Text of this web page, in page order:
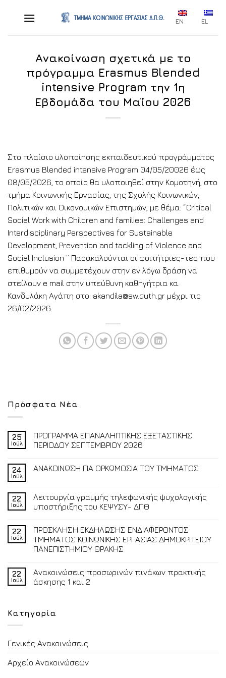
EN EL
Ανακοίνωση σχετικά με το
πρόγραμμα Erasmus Blended
intensive Program την 1η
Εβδομάδα του Μαΐου 2026
Στο πλαίσιο υλοποίησης εκπαιδευτικού προγράμματος
Erasmus Blended intensive Program 04/05/20026 έως
08/05/2026, το οποίο θα υλοποιηθεί στην Κομοτηνή, στο
τμήμα Κοινωνικής Εργασίας, της Σχολής Κοινωνικών,
Πολιτικών και Οικονομικών Επιστημών, με θέμα: “Critical
Social Work with Children and families: Challenges and
Interdisciplinary Perspectives for Sustainable
Development, Prevention and tackling of Violence and
Social Inclusion ” Παρακαλούνται οι φοιτήτριες-τες που
επιθυμούν να συμμετέχουν στην εν λόγω δράση να
στείλουν e mail στην υπεύθυνη καθηγήτρια κα.
Κανδυλάκη Αγάπη στο: akandila@sw.duth.gr μέχρι τις
26/02/2026.
Πρόσφατα Νέα
25
Ιούλ
ΠΡΟΓΡΑΜΜΑ ΕΠΑΝΑΛΗΠΤΙΚΗΣ ΕΞΕΤΑΣΤΙΚΗΣ
ΠΕΡΙΟΔΟΥ ΣΕΠΤΕΜΒΡΙΟΥ 2026
24
Ιούλ
ΑΝΑΚΟΙΝΩΣΗ ΓΙΑ ΟΡΚΩΜΟΣΙΑ ΤΟΥ ΤΜΗΜΑΤΟΣ
22
Ιούλ
Λειτουργία γραμμής τηλεφωνικής ψυχολογικής
υποστήριξης του ΚΕΨΥΣΥ- ΔΠΘ
22
Ιούλ
ΠΡΟΣΚΛΗΣΗ ΕΚΔΗΛΩΣΗΣ ΕΝΔΙΑΦΕΡΟΝΤΟΣ
ΤΜΗΜΑΤΟΣ ΚΟΙΝΩΝΙΚΗΣ ΕΡΓΑΣΙΑΣ ΔΗΜΟΚΡΙΤΕΙΟΥ
ΠΑΝΕΠΙΣΤΗΜΙΟΥ ΘΡΑΚΗΣ
22
Ιούλ
Ανακοινώσεις προσωρινών πινάκων πρακτικής
άσκησης 1 και 2
Κατηγορία
Γενικές Ανακοινώσεις
Αρχείο Ανακοινώσεων